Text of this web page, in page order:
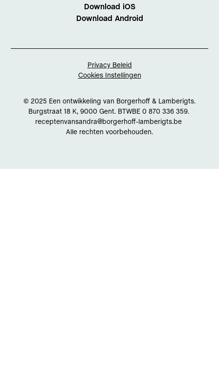
Download iOS
Download Android
© 2025 Een ontwikkeling van Borgerhoff & Lamberigts.
Burgstraat 18 K, 9000 Gent. BTWBE 0 870 336 359.
receptenvansandra@borgerhoff-lamberigts.be
Alle rechten voorbehouden.
Privacy Beleid
Cookies Instellingen